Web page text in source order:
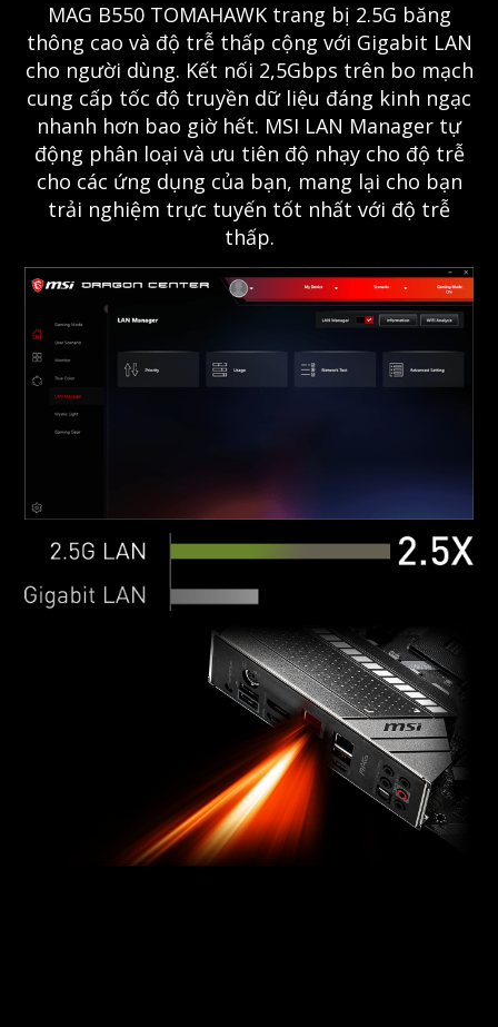
MAG B550 TOMAHAWK trang bị 2.5G băng
thông cao và độ trễ thấp cộng với Gigabit LAN
cho người dùng. Kết nối 2,5Gbps trên bo mạch
cung cấp tốc độ truyền dữ liệu đáng kinh ngạc
nhanh hơn bao giờ hết. MSI LAN Manager tự
động phân loại và ưu tiên độ nhạy cho độ trễ
cho các ứng dụng của bạn, mang lại cho bạn
trải nghiệm trực tuyến tốt nhất với độ trễ
thấp.